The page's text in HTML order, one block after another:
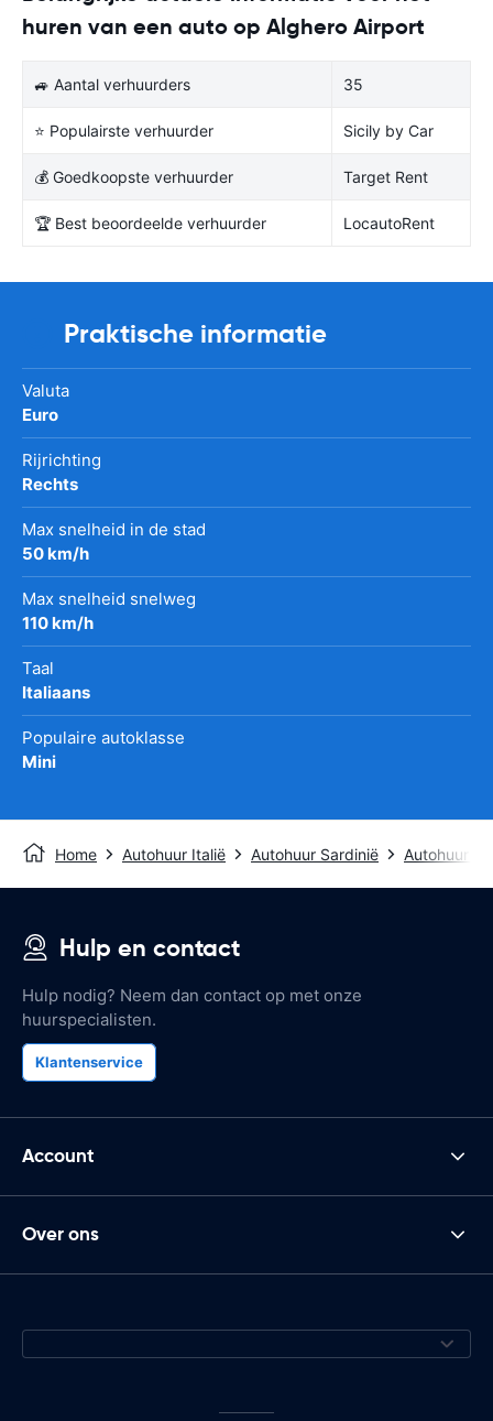
huren van een auto op Alghero Airport
🚙 Aantal verhuurders 35
⭐ Populairste verhuurder Sicily by Car
💰 Goedkoopste verhuurder Target Rent
🏆 Best beoordeelde verhuurder LocautoRent
Praktische informatie
Valuta
Euro
Rijrichting
Rechts
Max snelheid in de stad
50 km/h
Max snelheid snelweg
110 km/h
Taal
Italiaans
Populaire autoklasse
Mini
Home Autohuur Italië Autohuur Sardinië Autohuur
Hulp en contact
Hulp nodig? Neem dan contact op met onze
huurspecialisten.
Klantenservice
Account
Over ons